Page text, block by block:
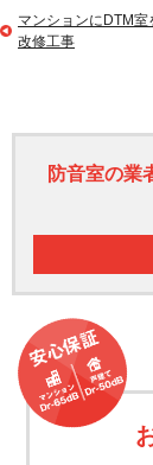
マンションにDTM室
改修工事
防音室の業